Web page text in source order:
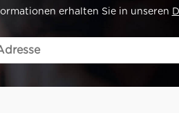
erhalten Sie in unseren